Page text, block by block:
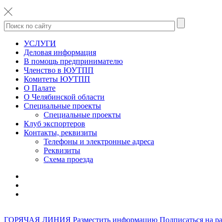
УСЛУГИ
Деловая информация
В помощь предпринимателю
Членство в ЮУТПП
Комитеты ЮУТПП
О Палате
О Челябинской области
Специальные проекты
Специальные проекты
Клуб экспортеров
Контакты, реквизиты
Телефоны и электронные адреса
Реквизиты
Схема проезда
ГОРЯЧАЯ ЛИНИЯ Разместить информацию Подписаться на